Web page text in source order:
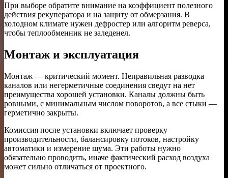
При выборе обратите внимание на коэффициент полезного
действия рекуператора и на защиту от обмерзания. В
холодном климате нужен дефростер или алгоритм реверса,
чтобы теплообменник не заледенел.
Монтаж и эксплуатация
Монтаж — критический момент. Неправильная разводка
каналов или негерметичные соединения сведут на нет
преимущества хорошей установки. Каналы должны быть
ровными, с минимальным числом поворотов, а все стыки —
герметично закрыты.
Комиссия после установки включает проверку
производительности, балансировку потоков, настройку
автоматики и измерение шума. Эти работы нужно
обязательно проводить, иначе фактический расход воздуха
может сильно отличаться от проектного.